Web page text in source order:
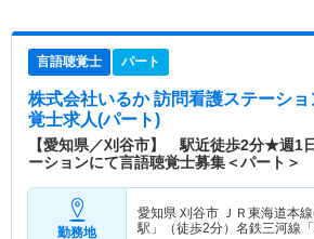
言語聴覚士 パート
株式会社いるか 訪問看護ステーシ
覚士求人(パート)
【愛知県／刈谷市】 駅近徒歩2分★週1
ーションにて言語聴覚士募集＜パート＞
勤務地
愛知県 刈谷市 ＪＲ東海道本
駅」（徒歩2分）名鉄三河線